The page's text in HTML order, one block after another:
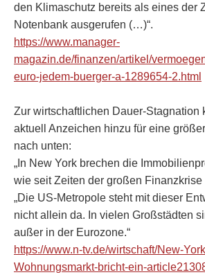
den Klimaschutz bereits als eines der
Notenbank ausgerufen (…)“.
https://www.manager-
magazin.de/finanzen/artikel/
euro-jedem-buerger-a-1289654-2.html
Zur wirtschaftlichen Dauer-Stagnation
aktuell Anzeichen hinzu für eine
nach unten:
„In New York brechen die
wie seit Zeiten der großen Finanzkrise
„Die US-Metropole steht mit dieser
nicht allein da. In vielen Großstädten
außer in der Eurozone.“
https://www.n-tv.de/wirtschaft/New-
Wohnungsmarkt-bricht-ein-